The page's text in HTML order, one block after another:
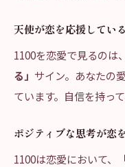
天使が恋を応援している
1100を恋愛で見るのは、
る」 サイン。あなたの
ています。自信を持っ
ポジティブな思考が恋
1100は恋愛において、